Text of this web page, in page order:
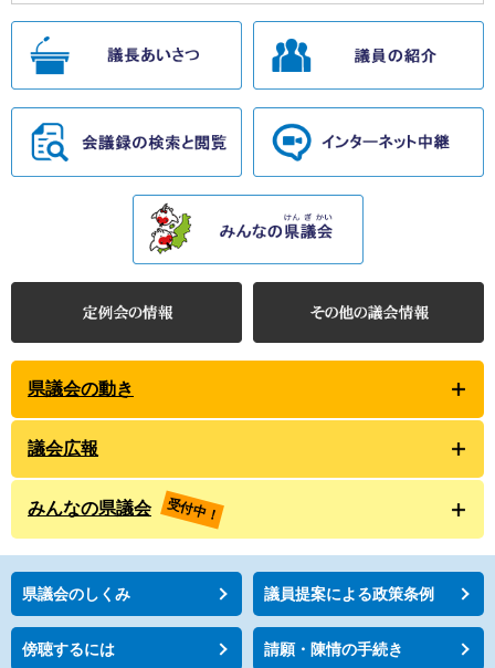
県議会の動き
議会広報
みんなの県議会 受付中！
県議会のしくみ 議員提案による政策条例
傍聴するには 請願・陳情の手続き